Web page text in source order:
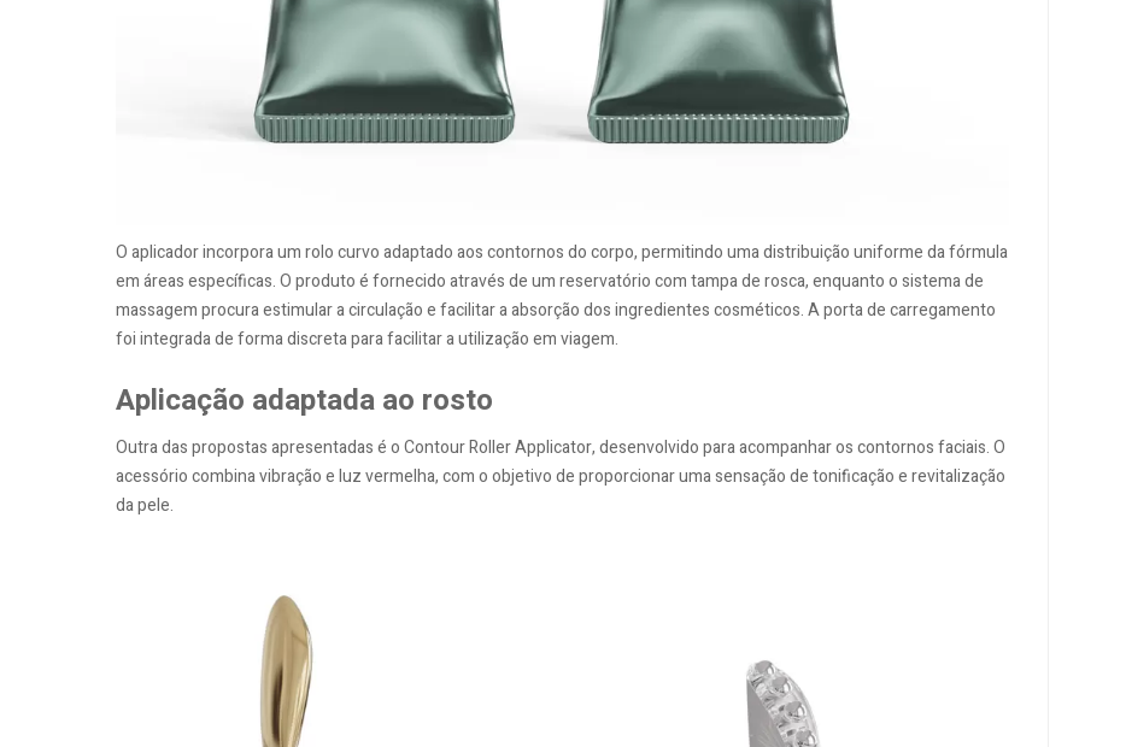
O aplicador incorpora um rolo curvo adaptado aos contornos do corpo, permitindo uma distribuição uniforme da fórmula
em áreas específicas. O produto é fornecido através de um reservatório com tampa de rosca, enquanto o sistema de
massagem procura estimular a circulação e facilitar a absorção dos ingredientes cosméticos. A porta de carregamento
foi integrada de forma discreta para facilitar a utilização em viagem.
Aplicação adaptada ao rosto
Outra das propostas apresentadas é o Contour Roller Applicator, desenvolvido para acompanhar os contornos faciais. O
acessório combina vibração e luz vermelha, com o objetivo de proporcionar uma sensação de tonificação e revitalização
da pele.